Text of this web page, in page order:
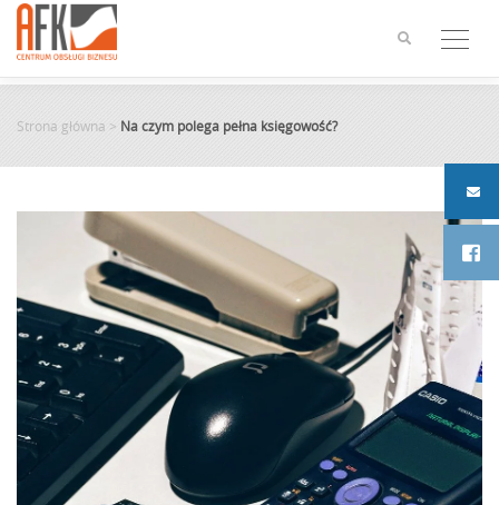
content
Strona główna > Na czym polega pełna księgowość?